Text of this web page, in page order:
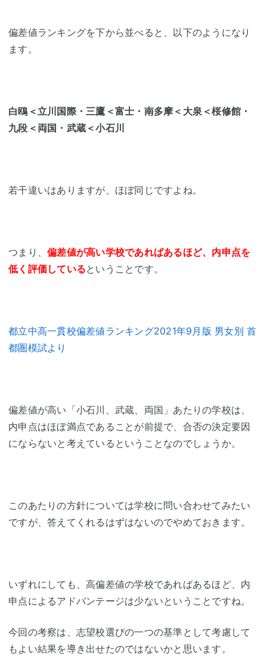
偏差値ランキングを下から並べると、以下のようになり
ます。
白鴎＜立川国際・三鷹＜富士・南多摩＜大泉＜桜修館・
九段＜両国・武蔵＜小石川
若干違いはありますが、ほぼ同じですよね。
つまり、 偏差値が高い学校であればあるほど、内申点を
低く評価しているということです。
都立中高一貫校偏差値ランキング2021年9月版 男女別 首
都圏模試より
偏差値が高い「小石川、武蔵、両国」あたりの学校は、
内申点はほぼ満点であることが前提で、合否の決定要因
にならないと考えているということなのでしょうか。
このあたりの方針については学校に問い合わせてみたい
ですが、答えてくれるはずはないのでやめておきます。
いずれにしても、高偏差値の学校であればあるほど、内
申点によるアドバンテージは少ないということですね。
今回の考察は、志望校選びの一つの基準として考慮して
もよい結果を導き出せたのではないかと思います。